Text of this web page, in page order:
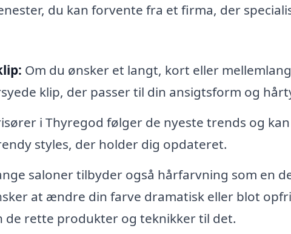
du kan forvente fra et firma, der
Om du ønsker et langt, kort eller
klip, der passer til din ansigtsform og
i Thyregod følger de nyeste trends og
styles, der holder dig opdateret.
saloner tilbyder også hårfarvning som en
at ændre din farve dramatisk eller blot
de rette produkter og teknikker til det.